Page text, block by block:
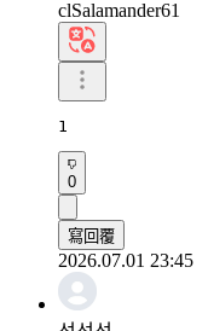
clSalamander61
1
0
寫回覆
2026.07.01 23:45